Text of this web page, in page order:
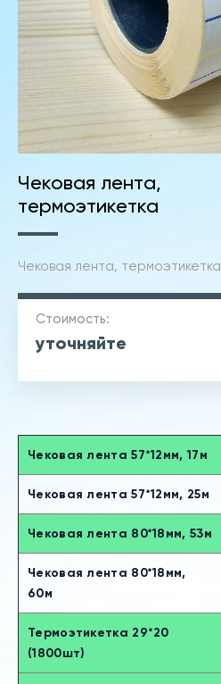
Чековая лента,
термоэтикетка
Чековая лента, термоэтикетка
Стоимость:
уточняйте
Чековая лента 57*12мм, 17м
Чековая лента 57*12мм, 25м
Чековая лента 80*18мм, 53м
Чековая лента 80*18мм,
60м
Термоэтикетка 29*20
(1800шт)